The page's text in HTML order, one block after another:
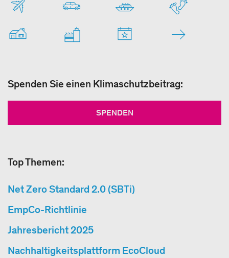
Spenden Sie einen Klimaschutzbeitrag:
SPENDEN
Top Themen:
Net Zero Standard 2.0 (SBTi)
EmpCo-Richtlinie
Jahresbericht 2025
Nachhaltigkeitsplattform EcoCloud